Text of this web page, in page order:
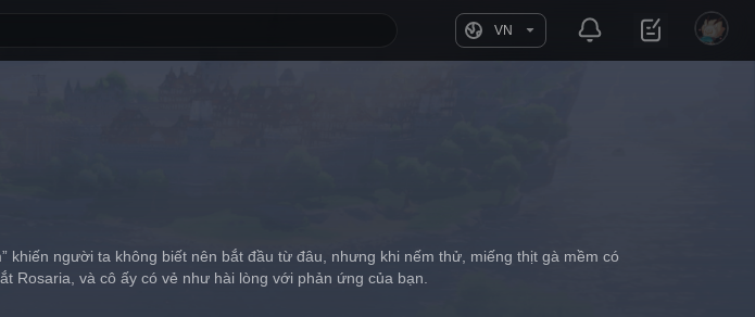
VN
khiến người ta không biết nên bắt đầu từ đâu, nhưng khi nếm thử, miếng thịt gà mềm có
Rosaria, và cô ấy có vẻ như hài lòng với phản ứng của bạn.